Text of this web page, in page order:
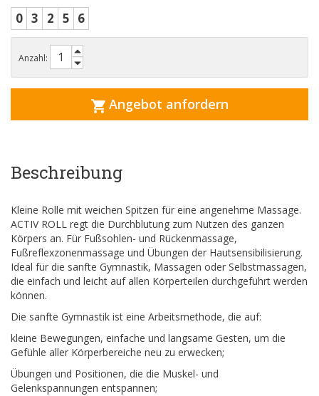
0 3 2 5 6
Anzahl:
Angebot anfordern
Beschreibung
Kleine Rolle mit weichen Spitzen für eine angenehme Massage.
ACTIV ROLL regt die Durchblutung zum Nutzen des ganzen
Körpers an. Für Fußsohlen- und Rückenmassage,
Fußreflexzonenmassage und Übungen der Hautsensibilisierung.
Ideal für die sanfte Gymnastik, Massagen oder Selbstmassagen,
die einfach und leicht auf allen Körperteilen durchgeführt werden
können.
Die sanfte Gymnastik ist eine Arbeitsmethode, die auf:
kleine Bewegungen, einfache und langsame Gesten, um die
Gefühle aller Körperbereiche neu zu erwecken;
Übungen und Positionen, die die Muskel- und
Gelenkspannungen entspannen;